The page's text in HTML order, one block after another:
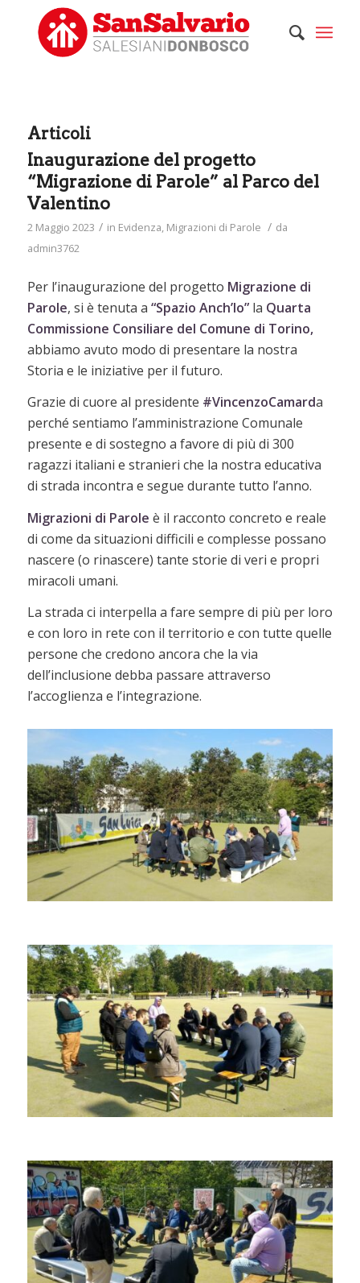
Articoli
Inaugurazione del progetto
“Migrazione di Parole” al Parco del
Valentino
2 Maggio 2023 / in Evidenza, Migrazioni di Parole / da
admin3762
Per l’inaugurazione del progetto Migrazione di
Parole, si è tenuta a “Spazio Anch’Io”la Quarta
Commissione Consiliare del Comune di Torino,
abbiamo avuto modo di presentare la nostra
Storia e le iniziative per il futuro.
Grazie di cuore al presidente #VincenzoCamarda
perché sentiamo l’amministrazione Comunale
presente e di sostegno a favore di più di 300
ragazzi italiani e stranieri che la nostra educativa
di strada incontra e segue durante tutto l’anno.
Migrazioni di Parole è il racconto concreto e reale
di come da situazioni difficili e complesse possano
nascere (o rinascere) tante storie di veri e propri
miracoli umani.
La strada ci interpella a fare sempre di più per loro
e con loro in rete con il territorio e con tutte quelle
persone che credono ancora che la via
dell’inclusione debba passare attraverso
l’accoglienza e l’integrazione.